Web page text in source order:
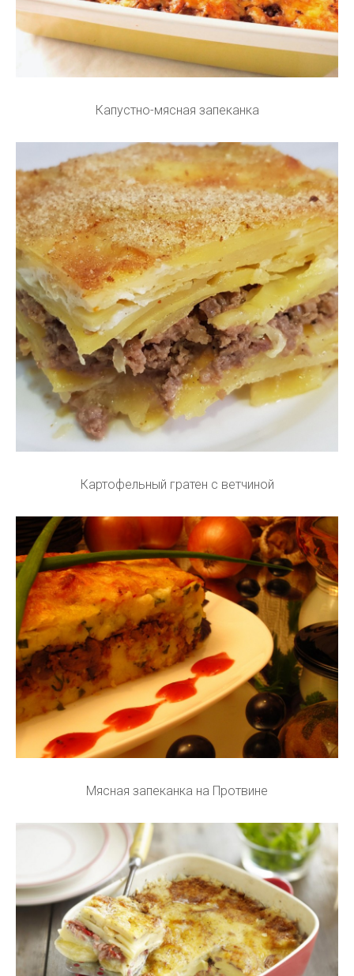
Капустно-мясная запеканка
Картофельный гратен с ветчиной
Мясная запеканка на Протвине